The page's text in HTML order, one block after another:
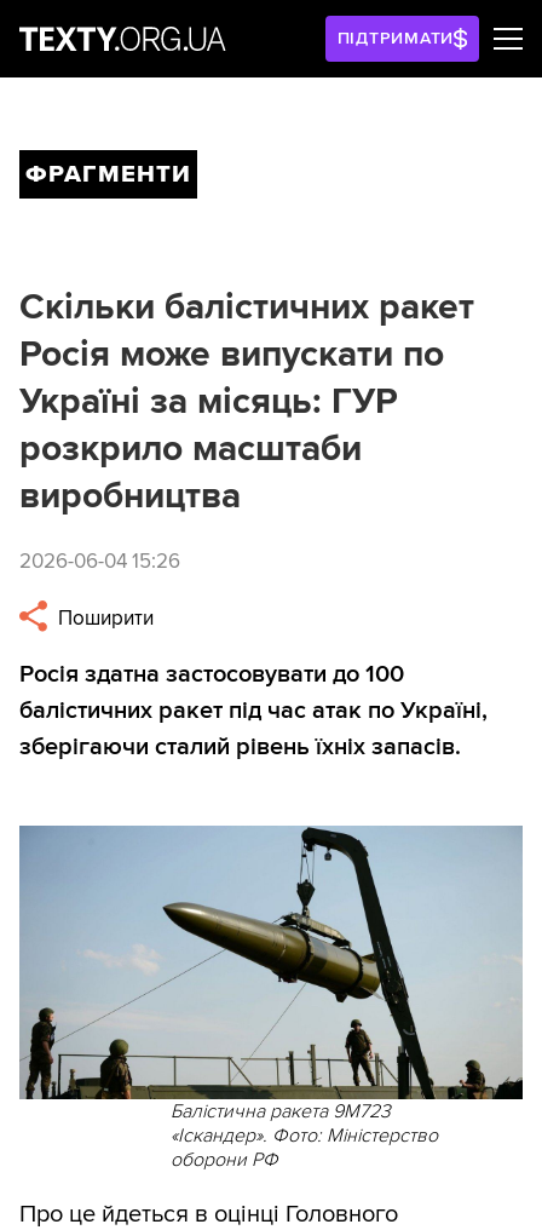
ПІДТРИМАТИ
ФРАГМЕНТИ
Скільки балістичних ракет
Росія може випускати по
Україні за місяць: ГУР
розкрило масштаби
виробництва
2026-06-04 15:26
Поширити
Росія здатна застосовувати до 100
балістичних ракет під час атак по Україні,
зберігаючи сталий рівень їхніх запасів.
Балістична ракета 9М723
«Іскандер». Фото: Міністерство
оборони РФ
Про це йдеться в оцінці Головного